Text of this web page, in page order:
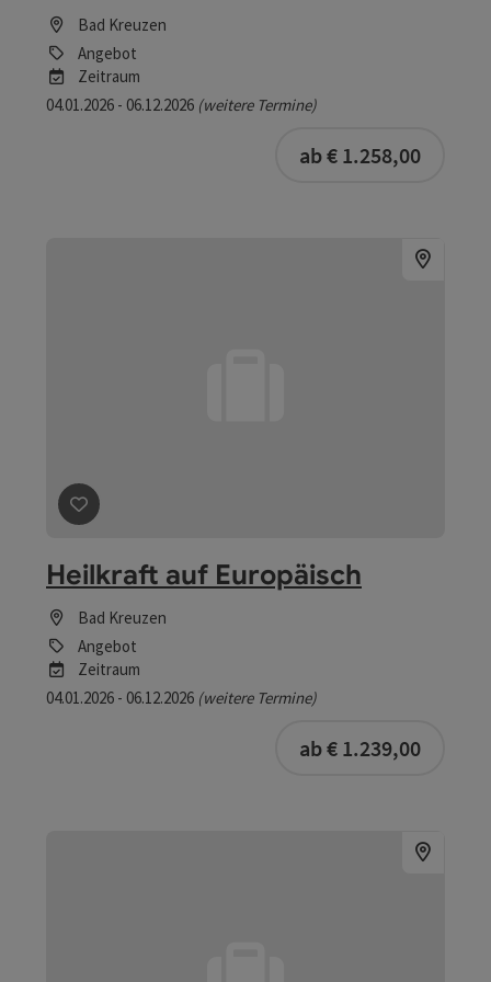
Bad Kreuzen
Angebot
Zeitraum
04.01.2026 - 06.12.2026 (weitere Termine)
ab € 1.258,00
Beitrag merken
Heilkraft auf Europäisch
Bad Kreuzen
Angebot
Zeitraum
04.01.2026 - 06.12.2026 (weitere Termine)
ab € 1.239,00